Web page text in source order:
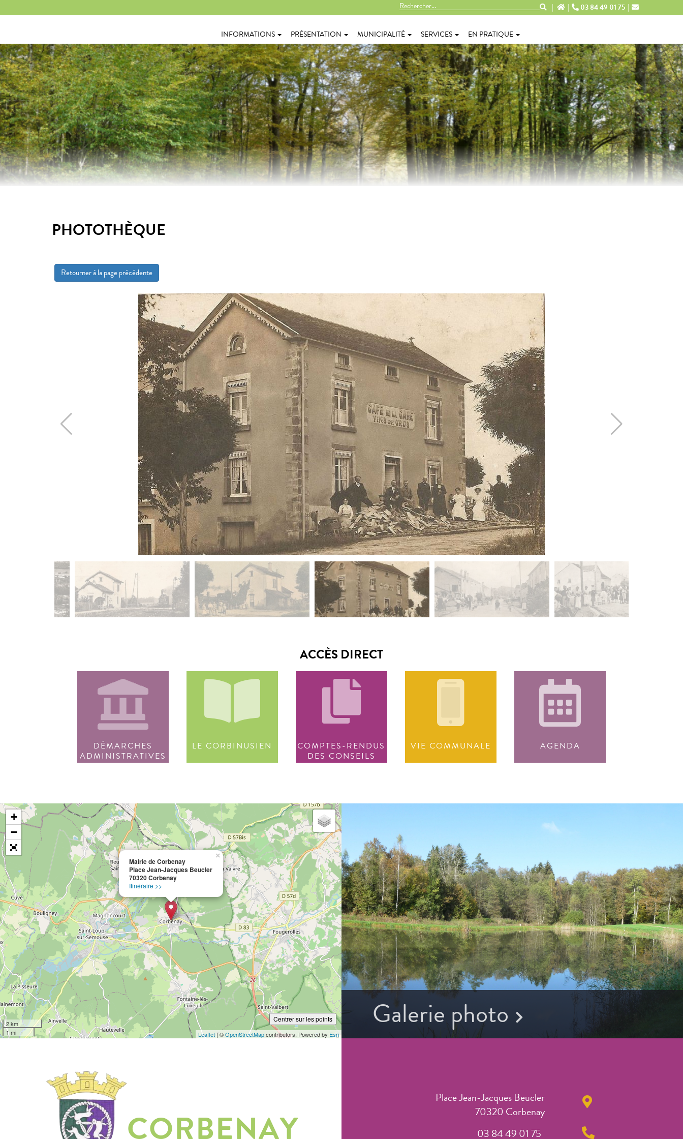
03 84 49 01 75
INFORMATIONS PRÉSENTATION MUNICIPALITÉ SERVICES EN PRATIQUE
PHOTOTHÈQUE
Retourner à la page précédente
ACCÈS DIRECT
DÉMARCHES
ADMINISTRATIVES
LE CORBINUSIEN
COMPTES-RENDUS
DES CONSEILS
VIE COMMUNALE AGENDA
Mairie de Corbenay
Place Jean-Jacques Beucler
70320 Corbenay
Itinéraire >>
×
+
−
2 km
1 mi
Centrer sur les points
Leaflet | ©OpenStreetMapcontributors, Powered by Esri
Galerie photo
CORBENAY
Place Jean-Jacques Beucler
70320 Corbenay
03 84 49 01 75